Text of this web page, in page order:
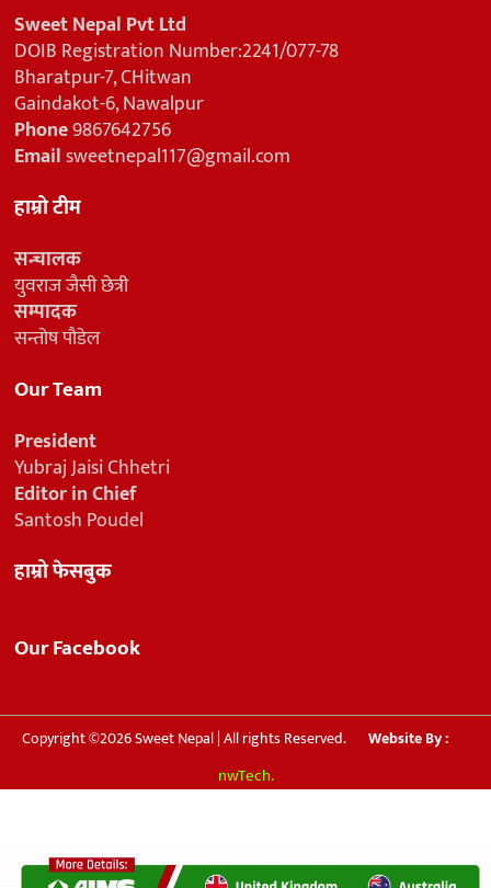
Sweet Nepal Pvt Ltd
DOIB Registration Number:2241/077-78
Bharatpur-7, CHitwan
Gaindakot-6, Nawalpur
Phone9867642756
Emailsweetnepal117@gmail.com
हाम्रो टीम
सन्चालक
युवराज जैसी छेत्री
सम्पादक
सन्तोष पौडेल
Our Team
President
Yubraj Jaisi Chhetri
Editor in Chief
Santosh Poudel
हाम्रो फेसबुक
Our Facebook
Copyright ©2026 Sweet Nepal | All rights Reserved. Website By :
nwTech.